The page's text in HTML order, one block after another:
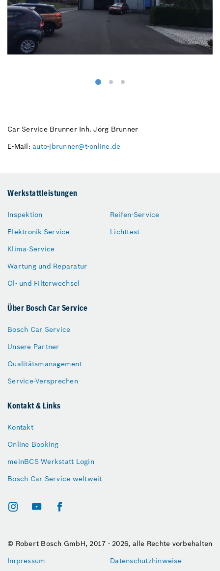
Car Service Brunner Inh. Jörg Brunner
E-Mail: auto-jbrunner@t-online.de
Werkstattleistungen
Inspektion
Elektronik-Service
Klima-Service
Wartung und Reparatur
Öl- und Filterwechsel
Reifen-Service
Lichttest
Über Bosch Car Service
Bosch Car Service
Unsere Partner
Qualitätsmanagement
Service-Versprechen
Kontakt & Links
Kontakt
Online Booking
meinBCS Werkstatt Login
Bosch Car Service weltweit
© Robert Bosch GmbH, 2017 - 2026, alle Rechte vorbehalten
Impressum
Datenschutzhinweise